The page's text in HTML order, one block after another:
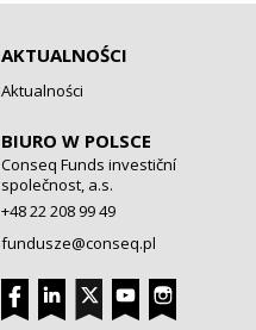
AKTUALNOŚCI
Aktualności
BIURO W POLSCE
Conseq Funds investiční
společnost, a.s.
+48 22 208 99 49
fundusze@conseq.pl